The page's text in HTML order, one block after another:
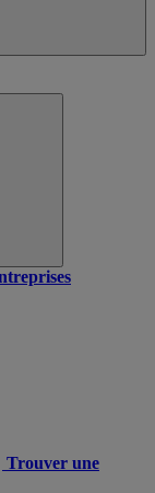
Trouver une